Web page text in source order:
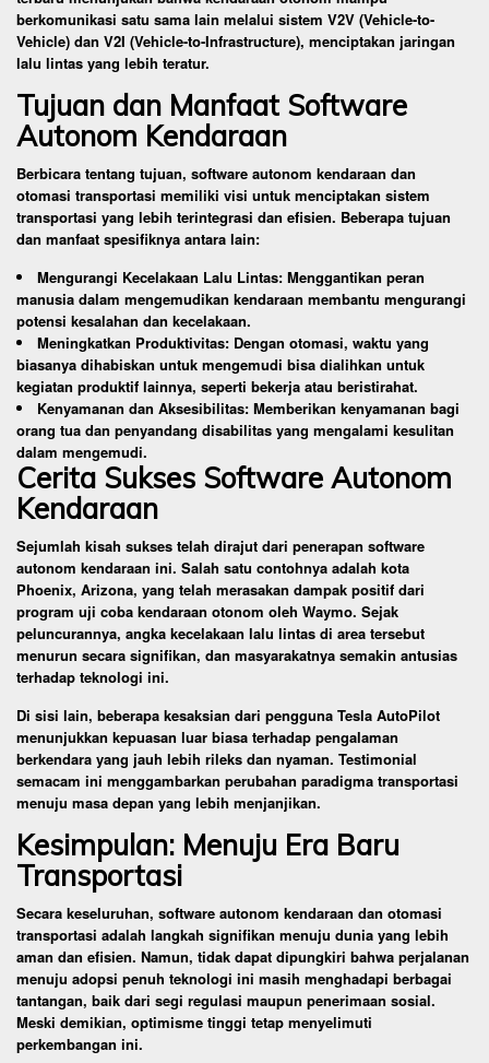
berkomunikasi satu sama lain melalui sistem V2V (Vehicle-to-
Vehicle) dan V2I (Vehicle-to-Infrastructure), menciptakan jaringan
lalu lintas yang lebih teratur.
Tujuan dan Manfaat Software
Autonom Kendaraan
Berbicara tentang tujuan, software autonom kendaraan dan
otomasi transportasi memiliki visi untuk menciptakan sistem
transportasi yang lebih terintegrasi dan efisien. Beberapa tujuan
dan manfaat spesifiknya antara lain:
Mengurangi Kecelakaan Lalu Lintas: Menggantikan peran
manusia dalam mengemudikan kendaraan membantu mengurangi
potensi kesalahan dan kecelakaan.
Meningkatkan Produktivitas: Dengan otomasi, waktu yang
biasanya dihabiskan untuk mengemudi bisa dialihkan untuk
kegiatan produktif lainnya, seperti bekerja atau beristirahat.
Kenyamanan dan Aksesibilitas: Memberikan kenyamanan bagi
orang tua dan penyandang disabilitas yang mengalami kesulitan
dalam mengemudi.
Cerita Sukses Software Autonom
Kendaraan
Sejumlah kisah sukses telah dirajut dari penerapan software
autonom kendaraan ini. Salah satu contohnya adalah kota
Phoenix, Arizona, yang telah merasakan dampak positif dari
program uji coba kendaraan otonom oleh Waymo. Sejak
peluncurannya, angka kecelakaan lalu lintas di area tersebut
menurun secara signifikan, dan masyarakatnya semakin antusias
terhadap teknologi ini.
Di sisi lain, beberapa kesaksian dari pengguna Tesla AutoPilot
menunjukkan kepuasan luar biasa terhadap pengalaman
berkendara yang jauh lebih rileks dan nyaman. Testimonial
semacam ini menggambarkan perubahan paradigma transportasi
menuju masa depan yang lebih menjanjikan.
Kesimpulan: Menuju Era Baru
Transportasi
Secara keseluruhan, software autonom kendaraan dan otomasi
transportasi adalah langkah signifikan menuju dunia yang lebih
aman dan efisien. Namun, tidak dapat dipungkiri bahwa perjalanan
menuju adopsi penuh teknologi ini masih menghadapi berbagai
tantangan, baik dari segi regulasi maupun penerimaan sosial.
Meski demikian, optimisme tinggi tetap menyelimuti
perkembangan ini.